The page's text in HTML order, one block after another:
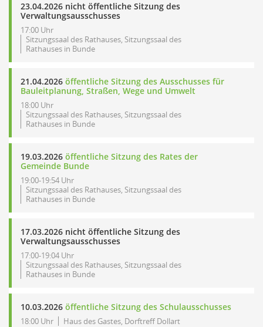
23.04.2026 nicht öffentliche Sitzung des
Verwaltungsausschusses
17:00 Uhr
Sitzungssaal des Rathauses, Sitzungssaal des
Rathauses in Bunde
21.04.2026 öffentliche Sitzung des Ausschusses für
Bauleitplanung, Straßen, Wege und Umwelt
18:00 Uhr
Sitzungssaal des Rathauses, Sitzungssaal des
Rathauses in Bunde
19.03.2026 öffentliche Sitzung des Rates der
Gemeinde Bunde
19:00-19:54 Uhr
Sitzungssaal des Rathauses, Sitzungssaal des
Rathauses in Bunde
17.03.2026 nicht öffentliche Sitzung des
Verwaltungsausschusses
17:00-19:04 Uhr
Sitzungssaal des Rathauses, Sitzungssaal des
Rathauses in Bunde
10.03.2026 öffentliche Sitzung des Schulausschusses
18:00 Uhr Haus des Gastes, Dorftreff Dollart